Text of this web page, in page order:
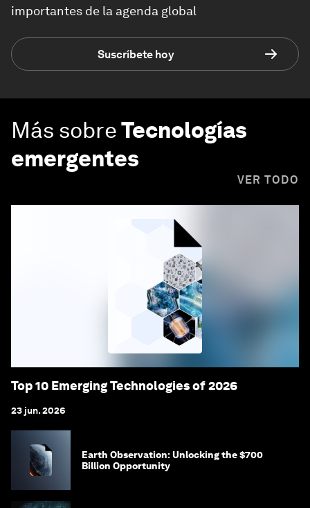
importantes de la agenda global
Suscríbete hoy
Más sobreTecnologías
emergentes
VER TODO
Top 10 Emerging Technologies of 2026
23 jun. 2026
Earth Observation: Unlocking the $700
Billion Opportunity